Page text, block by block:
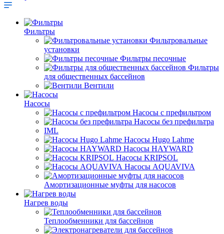
Фильтры
Фильтровальные
установки
Фильтры песочные
Фильтры
для общественных бассейнов
Вентили
Насосы
Насосы с префильтром
Насосы без префильтра
IML
Насосы Hugo Lahme
Насосы HAYWARD
Насосы KRIPSOL
Насосы AQUAVIVA
Амортизационные муфты для насосов
Нагрев воды
Теплообменники для бассейнов